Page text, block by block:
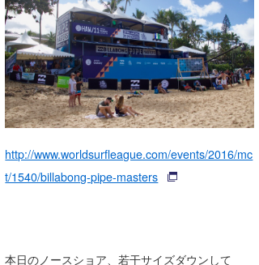
今月のプレゼント
http://www.worldsurfleague.com/events/2016/mc
t/1540/billabong-pipe-masters
本日のノースショア、若干サイズダウンして
湘南
千葉北
伊豆
千葉南
四国
お知らせ
その他
ルール＆How to
VOTE!
サーファーズ